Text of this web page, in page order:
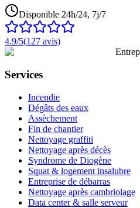
Disponible 24h/24, 7j/7
4.9/5(127 avis)
Services
Incendie
Dégâts des eaux
Assèchement
Fin de chantier
Nettoyage graffiti
Nettoyage après décès
Syndrome de Diogène
Squat & logement insalubre
Entreprise de débarras
Nettoyage après cambriolage
Data center & salle serveur